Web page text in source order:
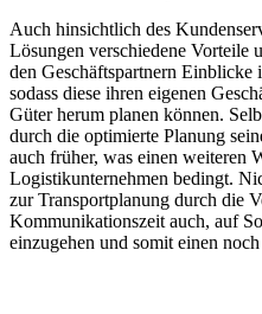
Auch hinsichtlich des
Lösungen verschiedene Vorteile
den Geschäftspartnern Einblicke
sodass diese ihren eigenen
Güter herum planen können.
durch die optimierte Planung
auch früher, was einen weiteren
Logistikunternehmen bedingt.
zur Transportplanung durch die
Kommunikationszeit auch, auf
einzugehen und somit einen